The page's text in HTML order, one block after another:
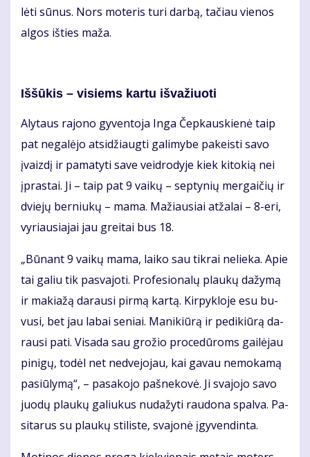
lė­ti sū­nus. Nors mo­te­ris tu­ri dar­bą, ta­čiau vie­nos
al­gos iš­ties ma­ža.
Iš­šū­kis – vi­siems kar­tu iš­va­žiuo­ti
Aly­taus ra­jo­no gy­ven­to­ja In­ga Čep­kaus­kie­nė taip
pat ne­ga­lė­jo at­si­džiaug­ti ga­li­my­be pa­keis­ti sa­vo
įvaiz­dį ir pa­ma­ty­ti sa­ve veid­ro­dy­je kiek ki­to­kią nei
įpras­tai. Ji – taip pat 9 vai­kų – sep­ty­nių mer­gai­čių ir
dvie­jų ber­niu­kų – ma­ma. Ma­žiau­siai at­ža­lai – 8-eri,
vy­riau­sia­jai jau grei­tai bus 18.
„Bū­nant 9 vai­kų ma­ma, lai­ko sau tik­rai ne­lie­ka. Apie
tai ga­liu tik pa­sva­jo­ti. Pro­fe­sio­na­lų plau­kų da­žy­mą
ir ma­kia­žą da­rau­si pir­mą kar­tą. Kir­pyk­lo­je esu bu­
vu­si, bet jau la­bai se­niai. Ma­ni­kiū­rą ir pe­di­kiū­rą da­
rau­si pa­ti. Vi­sa­da sau gro­žio pro­ce­dū­roms gai­lė­jau
pi­ni­gų, to­dėl net ne­dve­jo­jau, kai ga­vau ne­mo­ka­mą
pa­siū­ly­mą“, – pa­sa­ko­jo pa­šne­ko­vė. Ji sva­jo­jo sa­vo
juo­dų plau­kų ga­liu­kus nu­da­žy­ti rau­do­na spal­va. Pa­
si­ta­rus su plau­kų sti­lis­te, sva­jo­nė įgy­ven­din­ta.